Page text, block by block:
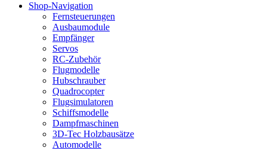
Shop-Navigation
Fernsteuerungen
Ausbaumodule
Empfänger
Servos
RC-Zubehör
Flugmodelle
Hubschrauber
Quadrocopter
Flugsimulatoren
Schiffsmodelle
Dampfmaschinen
3D-Tec Holzbausätze
Automodelle